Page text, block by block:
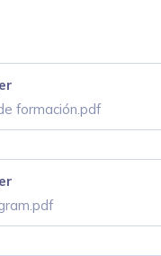
formación.pdf